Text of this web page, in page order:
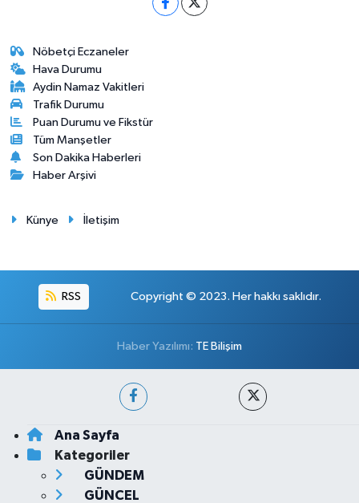
Nöbetçi Eczaneler
Hava Durumu
Aydin Namaz Vakitleri
Trafik Durumu
Puan Durumu ve Fikstür
Tüm Manşetler
Son Dakika Haberleri
Haber Arşivi
Künye İletişim
RSS Copyright © 2023. Her hakkı saklıdır.
Haber Yazılımı: TE Bilişim
Ana Sayfa
Kategoriler
GÜNDEM
GÜNCEL